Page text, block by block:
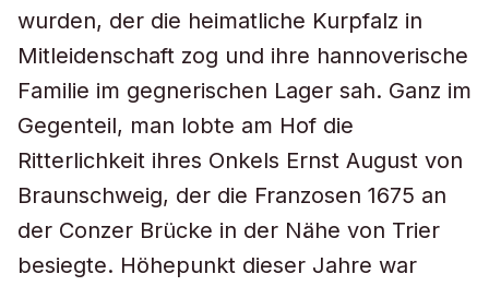
wurden, der die heimatliche Kurpfalz in
Mitleidenschaft zog und ihre hannoverische
Familie im gegnerischen Lager sah. Ganz im
Gegenteil, man lobte am Hof die
Ritterlichkeit ihres Onkels Ernst August von
Braunschweig, der die Franzosen 1675 an
der Conzer Brücke in der Nähe von Trier
besiegte. Höhepunkt dieser Jahre war